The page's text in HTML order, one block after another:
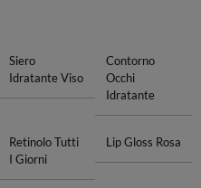
Siero
Idratante Viso
Contorno
Occhi
Idratante
Retinolo Tutti
I Giorni
Lip Gloss Rosa